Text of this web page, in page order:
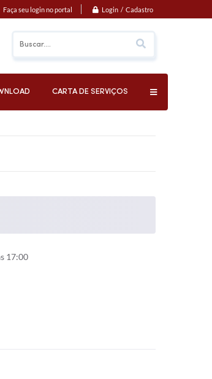
Faça seu login no portal Login / Cadastro
CARTA DE SERVIÇOS
17:00